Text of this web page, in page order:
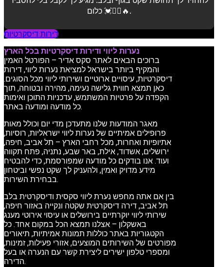
כלום 💓💆‍♂️🔥.
דירות דיסקרטיות
נערות ליווי ודירות דיסקרטיות בכל הארץ
ברוכים הבאים לאתר סקס אדיר – הפורטל האמין
והמקיף ביותר בישראל למציאת נערות ליווי, דירות
דיסקרטיות, עיסויים ארוטיים ושירותי ליווי מכל הסוגים.
כאן תמצא חווית גלישה נעימה, מהירה ובטוחה, תוך
הקפדה על פרטיות המשתמש, עדכניות התוכן ואימות
כל מודעה ומודעה באתר.
מאגר המודעות שלנו מתעדכן מדי יום וכולל מאות
פרופילים אמיתיים של נערות ליווי ישראליות, רוסיות,
אתיופיות ואחרות, מכל רחבי הארץ – תל אביב, חיפה,
ירושלים, אשדוד, אילת, באר שבע, נתניה, פתח תקווה
ועוד. אנו בודקים כל מודעה שמפורסמת, כדי להבטיח
מידע מדויק ואמין, ולהעניק לך שקט נפשי וביטחון
בבחירת השירות.
בין אם אתה מחפש נערת ליווי סקסית ודיסקרטית בלב
תל אביב, דירה דיסקרטית שקטה ונקייה באזור חיפה,
שירותי ליווי יוקרתיים בירושלים או עיסוי אירוטי מענג
באשקלון – אצלנו תמצא הכל במקום אחד. כל
הקטגוריות באתר כוללות תמונות אמיתיות, תיאורים
מפורטים של השירותים המוצעים, אזורי פעילות, זמינות,
ומספרי טלפון ישירים ליצירת קשר עם הנערה או בעל
הדירה.